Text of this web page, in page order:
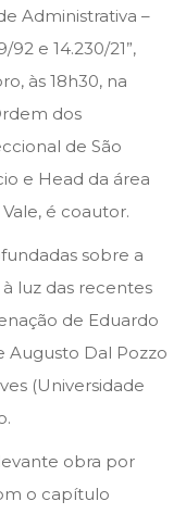
Administrativa –
e 14.230/21”,
às 18h30, na
dos
de São
e Head da área
é coautor.
sobre a
luz das recentes
de Eduardo
Augusto Dal Pozzo
(Universidade
obra por
o capítulo